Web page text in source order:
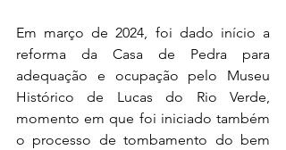
Em março de 2024, foi dado início a
reforma da Casa de Pedra para
adequação e ocupação pelo Museu
Histórico de Lucas do Rio Verde,
momento em que foi iniciado também
o processo de tombamento do bem